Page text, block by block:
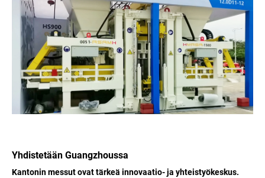
Yhdistetään Guangzhoussa
Kantonin messut ovat tärkeä innovaatio- ja yhteistyökeskus.